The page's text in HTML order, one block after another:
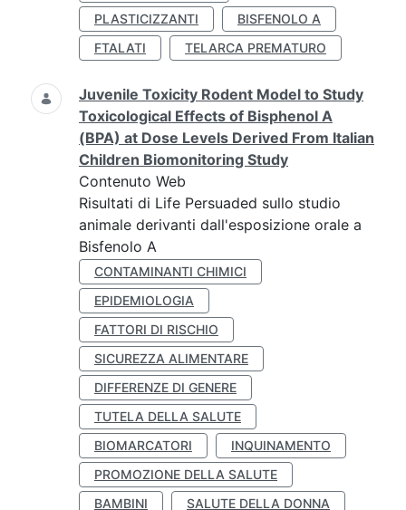
PLASTICIZZANTI
BISFENOLO A
FTALATI
TELARCA PREMATURO
Juvenile Toxicity Rodent Model to Study
Toxicological Effects of Bisphenol A
(BPA) at Dose Levels Derived From Italian
Children Biomonitoring Study
Contenuto Web
Risultati di Life Persuaded sullo studio
animale derivanti dall'esposizione orale a
Bisfenolo A
CONTAMINANTI CHIMICI
EPIDEMIOLOGIA
FATTORI DI RISCHIO
SICUREZZA ALIMENTARE
DIFFERENZE DI GENERE
TUTELA DELLA SALUTE
BIOMARCATORI
INQUINAMENTO
PROMOZIONE DELLA SALUTE
BAMBINI
SALUTE DELLA DONNA